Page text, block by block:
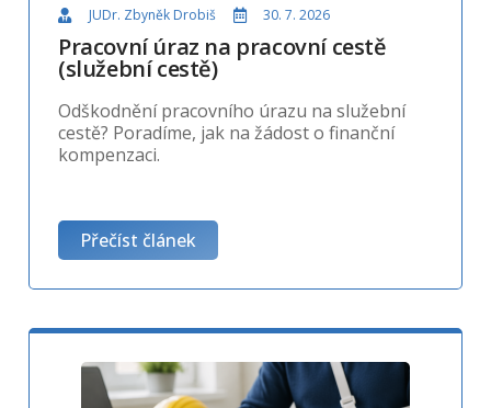
JUDr. Zbyněk Drobiš 30. 7. 2026
Pracovní úraz na pracovní cestě
(služební cestě)
Odškodnění pracovního úrazu na služební
cestě? Poradíme, jak na žádost o finanční
kompenzaci.
Přečíst článek